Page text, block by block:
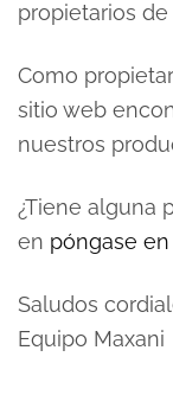
propietarios
Como
sitio web
nuestros
¿Tiene alguna
en póngase
Saludos
Equipo Maxani